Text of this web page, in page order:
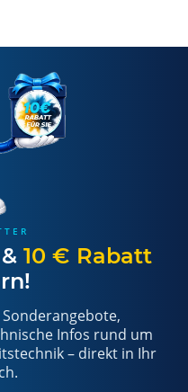
10 € Rabatt
Infos rund um
– direkt in Ihr